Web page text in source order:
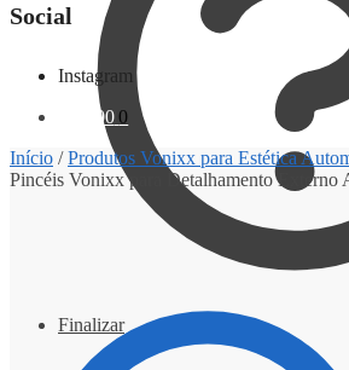
Finalizar
Social
Instagram
0,00 0
Início /Produtos Vonixx para Estética
Pincéis Vonixx para Detalhamento Externo